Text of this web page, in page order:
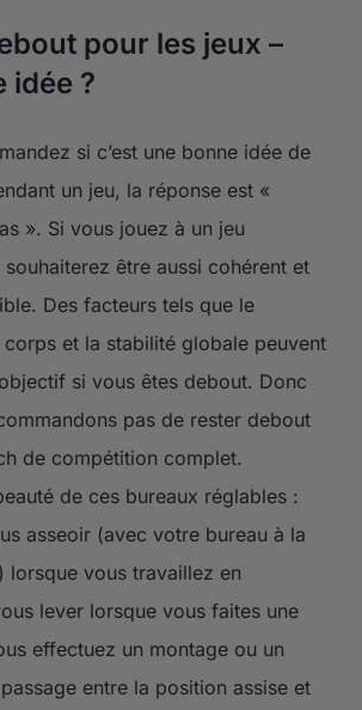
pour les jeux –
idée ?
si c’est une bonne idée de
un jeu, la réponse est «
». Si vous jouez à un jeu
être aussi cohérent et
Des facteurs tels que le
corps et la stabilité globale peuvent
si vous êtes debout. Donc
pas de rester debout
de compétition complet.
de ces bureaux réglables :
asseoir (avec votre bureau à la
lorsque vous travaillez en
lever lorsque vous faites une
effectuez un montage ou un
entre la position assise et